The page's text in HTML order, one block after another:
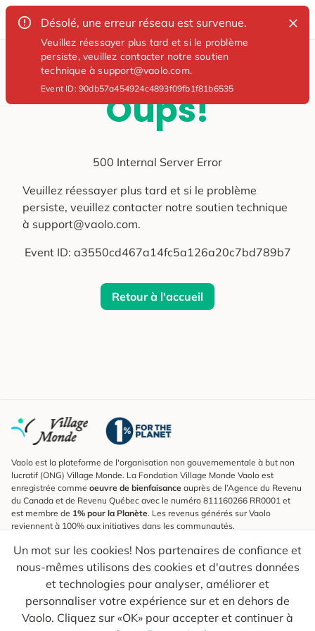
Désolé, une erreur réseau est survenue.
Veuillez réessayer plus tard et si le problème
persiste, veuillez contacter notre soutien
technique à support@vaolo.com.
Event ID:90db57a454924c4893f09fb1f81b6535
Oups!
500 Internal Server Error
Veuillez réessayer plus tard et si le problème
persiste, veuillez contacter notre soutien technique
à support@vaolo.com.
Event ID: a3550cd467a14fc5a126a20c7bd789b7
Retour à l'accueil
Un mot sur les cookies! Nos partenaires de confiance et
nous-mêmes utilisons des cookies et d'autres données
et technologies pour analyser, améliorer et
personnaliser votre expérience sur et en dehors de
Vaolo. Cliquez sur «OK» pour accepter et continuer à
Vaolo est la plateforme de l'organisation non gouvernementale à but non
lucratif (ONG) Village Monde. La Fondation Village Monde Vaolo est
enregistrée comme oeuvre de bienfaisance auprès de l’Agence du Revenu
du Canada et de Revenu Québec avec le numéro 811160266 RR0001 et
est membre de 1% pour la Planète. Les revenus générés sur Vaolo
reviennent à 100% aux initiatives dans les communautés.
S'inscrire à l'infolettre
Pour connaître les nouveautés, suivre nos explorateurs et recevoir des
astuces pour des voyages plus conscients.
Ton courriel Envoyer